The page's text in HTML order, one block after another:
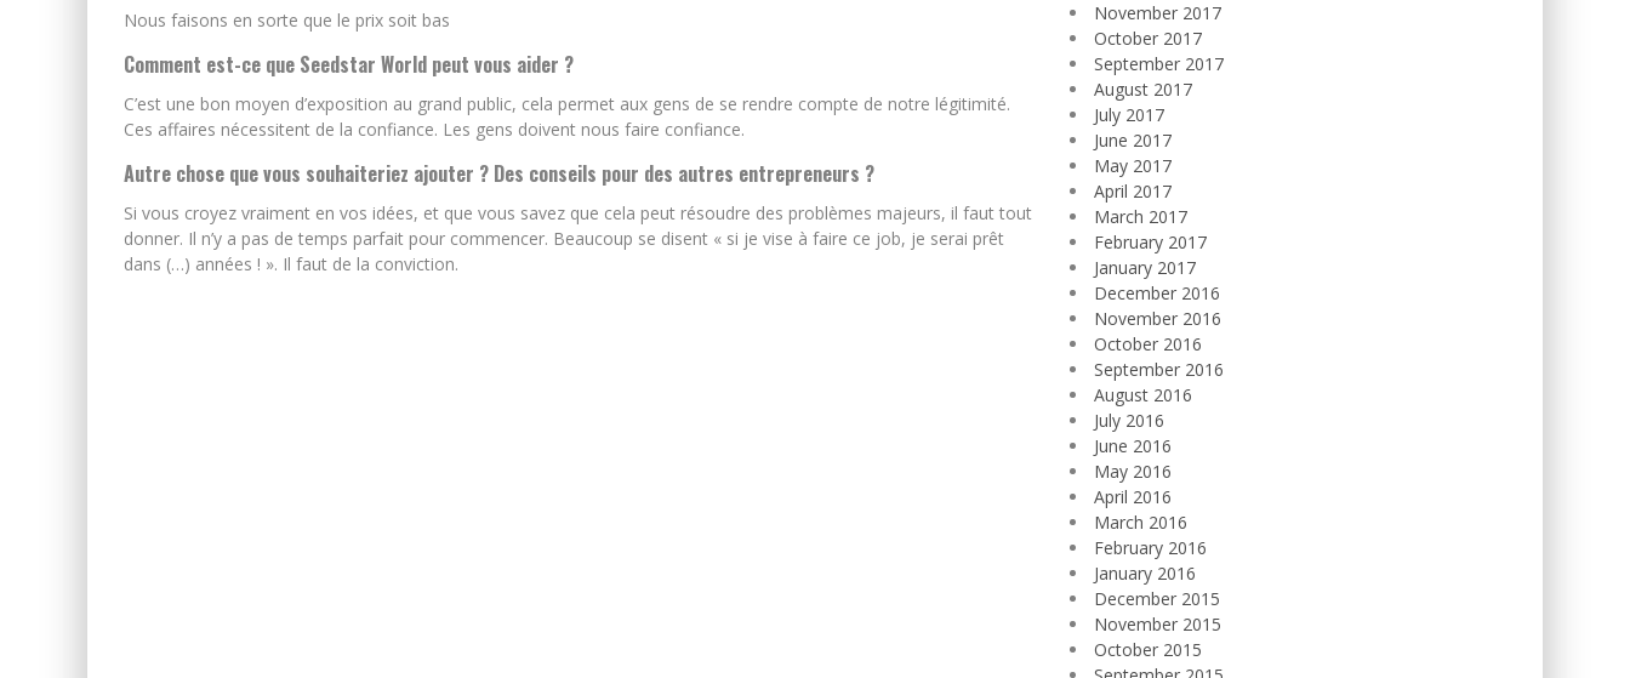
Nous faisons en sorte que le prix soit bas
Comment est-ce que Seedstar World peut vous aider ?
C’est une bon moyen d’exposition au grand public, cela permet aux gens de se rendre compte de notre légitimité.
Ces affaires nécessitent de la confiance. Les gens doivent nous faire confiance.
Autre chose que vous souhaiteriez ajouter ? Des conseils pour des autres entrepreneurs ?
Si vous croyez vraiment en vos idées, et que vous savez que cela peut résoudre des problèmes majeurs, il faut tout
donner. Il n’y a pas de temps parfait pour commencer. Beaucoup se disent « si je vise à faire ce job, je serai prêt
dans (…) années ! ». Il faut de la conviction.
November 2017
October 2017
September 2017
August 2017
July 2017
June 2017
May 2017
April 2017
March 2017
February 2017
January 2017
December 2016
November 2016
October 2016
September 2016
August 2016
July 2016
June 2016
May 2016
April 2016
March 2016
February 2016
January 2016
December 2015
November 2015
October 2015